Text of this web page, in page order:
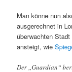
Man könne nun
ausgerechnet in
überwachten
ansteigt, wie
Der „Guardian“